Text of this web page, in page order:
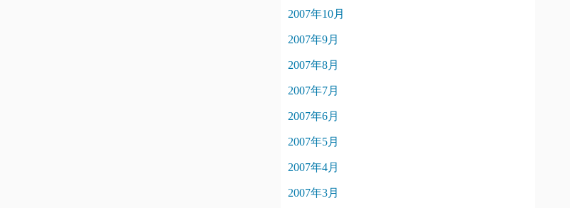
2007年10月
2007年9月
2007年8月
2007年7月
2007年6月
2007年5月
2007年4月
2007年3月